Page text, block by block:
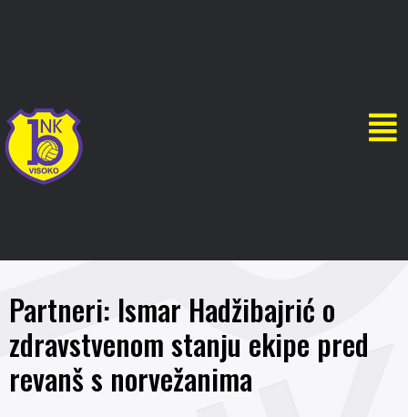
Partneri: Ismar Hadžibajrić o
zdravstvenom stanju ekipe pred
revanš s norvežanima